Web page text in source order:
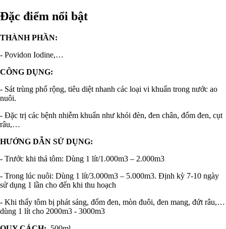
Đặc điểm nổi bật
THÀNH PHẦN:
- Povidon Iodine,…
CÔNG DỤNG:
- Sát trùng phổ rộng, tiêu diệt nhanh các loại vi khuẩn trong nước ao
nuôi.
- Đặc trị các bệnh nhiễm khuẩn như khói đèn, đen chân, đốm đen, cụt
râu,…
HƯỚNG DẪN SỬ DỤNG:
- Trước khi thả tôm: Dùng 1 lít/1.000m3 – 2.000m3
- Trong lúc nuôi: Dùng 1 lít/3.000m3 – 5.000m3. Định kỳ 7-10 ngày
sử dụng 1 lần cho đến khi thu hoạch
- Khi thấy tôm bị phát sáng, đốm đen, mòn đuôi, đen mang, đứt râu,…
dùng 1 lít cho 2000m3 - 3000m3